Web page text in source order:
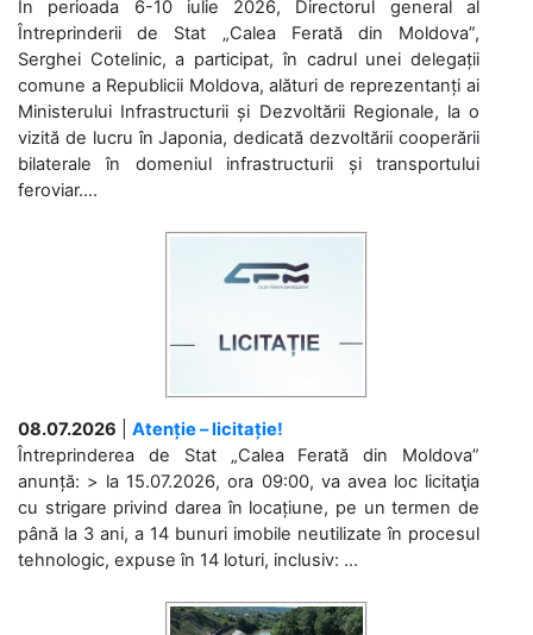
În perioada 6-10 iulie 2026, Directorul general al
Întreprinderii de Stat „Calea Ferată din Moldova”,
Serghei Cotelinic, a participat, în cadrul unei delegații
comune a Republicii Moldova, alături de reprezentanți ai
Ministerului Infrastructurii și Dezvoltării Regionale, la o
vizită de lucru în Japonia, dedicată dezvoltării cooperării
bilaterale în domeniul infrastructurii și transportului
feroviar....
08.07.2026
Atenție – licitație!
Întreprinderea de Stat „Calea Ferată din Moldova”
anunță: > la 15.07.2026, ora 09:00, va avea loc licitaţia
cu strigare privind darea în locațiune, pe un termen de
până la 3 ani, a 14 bunuri imobile neutilizate în procesul
tehnologic, expuse în 14 loturi, inclusiv: ...